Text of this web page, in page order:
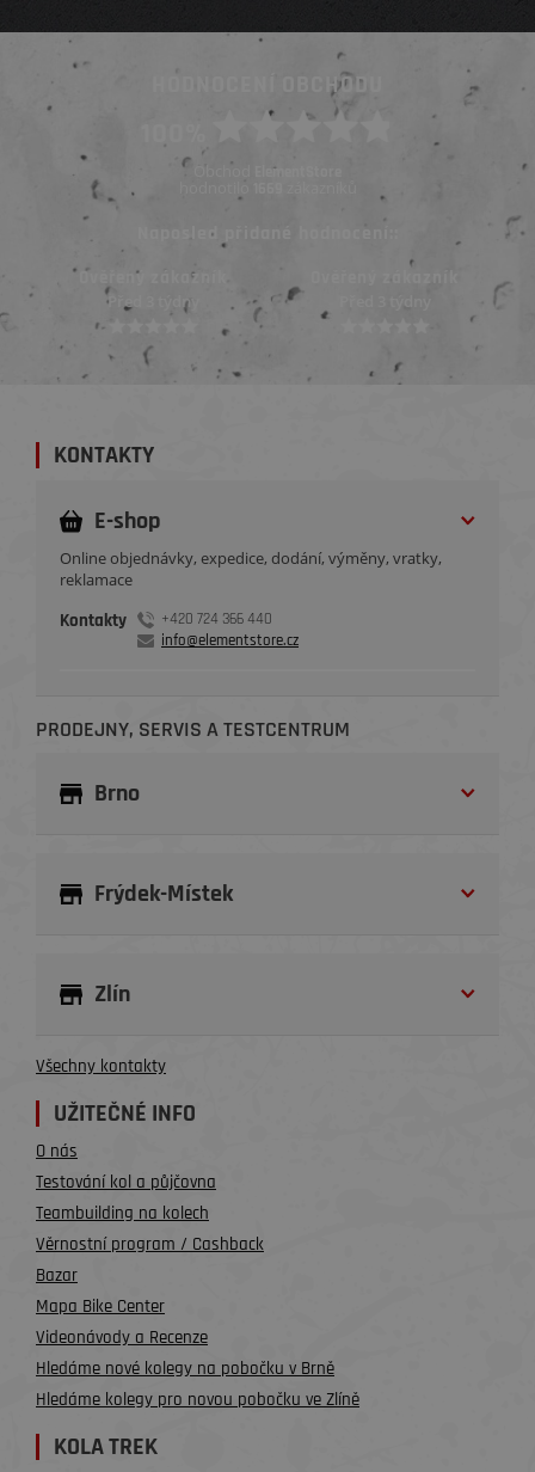
HODNOCENÍ OBCHODU
Obchod ElementStore
hodnotilo
Naposled přidané hodnocení::
Ověřený zákazník
Před 3 týdny
KONTAKTY
E-shop
Online objednávky, expedice, dodání, výměny, vratky,
reklamace
Kontakty
+420 724 366 440
info@elementstore.cz
PRODEJNY, SERVIS A TESTCENTRUM
Brno
Frýdek-Místek
Zlín
Všechny kontakty
UŽITEČNÉ INFO
O nás
Testování kol a půjčovna
Teambuilding na kolech
Věrnostní program / Cashback
Bazar
Mapa Bike Center
Videonávody a Recenze
Hledáme nové kolegy na pobočku v Brně
Hledáme kolegy pro novou pobočku ve Zlíně
KOLA TREK